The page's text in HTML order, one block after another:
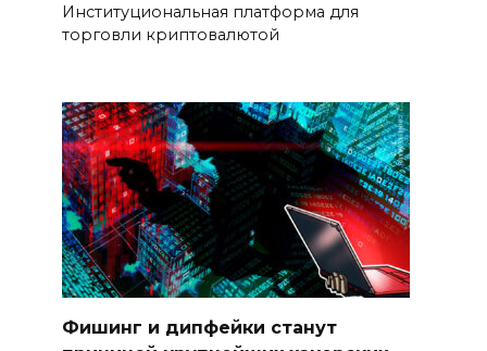
Институциональная платформа для
торговли криптовалютой
Фишинг и дипфейки станут